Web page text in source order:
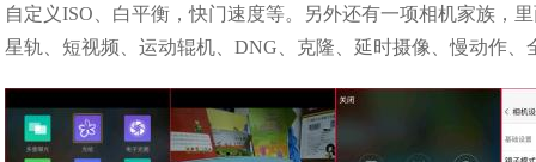
自定义ISO、白平衡，快门速度等。另外还有一项相机家族，
星轨、短视频、运动辊机、DNG、克隆、延时摄像、慢动作、